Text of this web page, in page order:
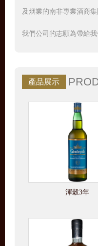
及烟業的南非專業酒商
我們公司的志願為帶給
產品展示
渾穀3年